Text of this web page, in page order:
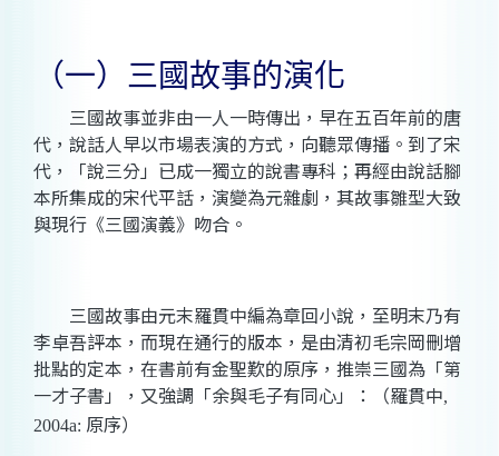
（一） 三國故事的演化
三國故事並非由一人一時傳出，早在五百年前的唐
代，說話人早以市場表演的方式，向聽眾傳播。到了宋
代，「說三分」已成一獨立的說書專科；再經由說話腳
本所集成的宋代平話，演變為元雜劇，其故事雛型大致
與現行《三國演義》吻合。
三國故事由元末羅貫中編為章回小說，至明末乃有
李卓吾評本，而現在通行的版本，是由清初毛宗岡刪增
批點的定本，在書前有金聖歎的原序，推崇三國為「第
一才子書」，又強調「余與毛子有同心」：（羅貫中,
2004a: 原序）